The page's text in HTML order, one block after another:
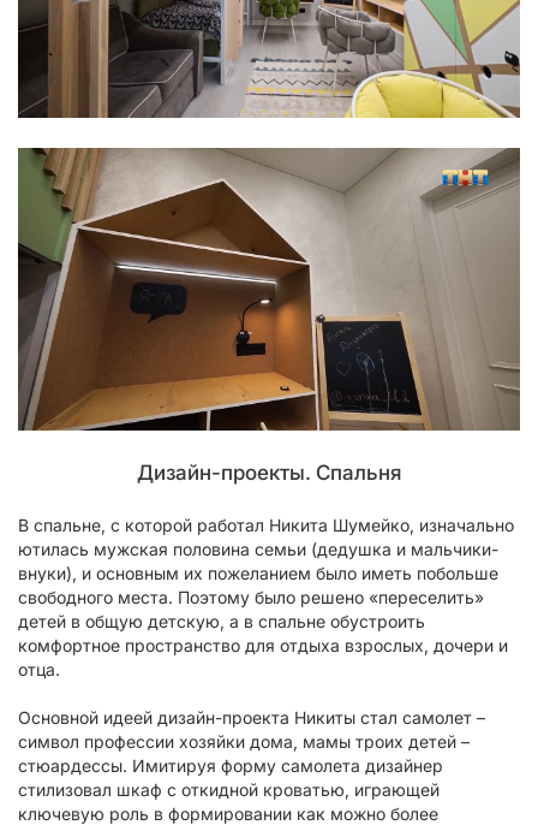
Дизайн-проекты. Спальня
В спальне, с которой работал Никита Шумейко, изначально
ютилась мужская половина семьи (дедушка и мальчики-
внуки), и основным их пожеланием было иметь побольше
свободного места. Поэтому было решено «переселить»
детей в общую детскую, а в спальне обустроить
комфортное пространство для отдыха взрослых, дочери и
отца.
Основной идеей дизайн-проекта Никиты стал самолет –
символ профессии хозяйки дома, мамы троих детей –
стюардессы. Имитируя форму самолета дизайнер
стилизовал шкаф с откидной кроватью, играющей
ключевую роль в формировании как можно более